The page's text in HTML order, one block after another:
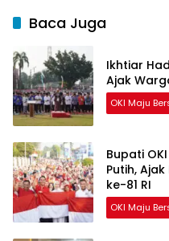
Baca Juga
Ikhtiar
Ajak
OKI Maju
Bupati
Putih,
ke-81 RI
OKI Maju